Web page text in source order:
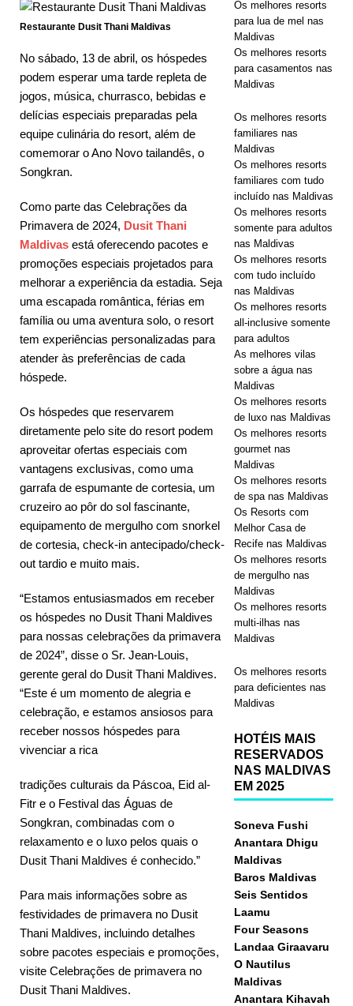
Maldives
desconto no
Restaurante Dusit Thani Maldivas
No sábado, 13 de abril, os hóspedes
podem esperar uma tarde repleta de
jogos, música, churrasco, bebidas e
delícias especiais preparadas pela
equipe culinária do resort, além de
comemorar o Ano Novo tailandês, o
Songkran.
Como parte das Celebrações da
Primavera de 2024, Dusit Thani
Maldivas está oferecendo pacotes e
promoções especiais projetados para
melhorar a experiência da estadia. Seja
uma escapada romântica, férias em
família ou uma aventura solo, o resort
tem experiências personalizadas para
atender às preferências de cada
hóspede.
Os hóspedes que reservarem
diretamente pelo site do resort podem
aproveitar ofertas especiais com
vantagens exclusivas, como uma
garrafa de espumante de cortesia, um
cruzeiro ao pôr do sol fascinante,
equipamento de mergulho com snorkel
de cortesia, check-in antecipado/check-
out tardio e muito mais.
“Estamos entusiasmados em receber
os hóspedes no Dusit Thani Maldives
para nossas celebrações da primavera
de 2024”, disse o Sr. Jean-Louis,
gerente geral do Dusit Thani Maldives.
“Este é um momento de alegria e
celebração, e estamos ansiosos para
receber nossos hóspedes para
vivenciar a rica
tradições culturais da Páscoa, Eid al-
Fitr e o Festival das Águas de
Songkran, combinadas com o
relaxamento e o luxo pelos quais o
Dusit Thani Maldives é conhecido.”
Para mais informações sobre as
festividades de primavera no Dusit
Thani Maldives, incluindo detalhes
sobre pacotes especiais e promoções,
visite Celebrações de primavera no
Dusit Thani Maldives.
Os melhores resorts
para lua de mel nas
Maldivas
Os melhores resorts
para casamentos nas
Maldivas
Os melhores resorts
familiares nas
Maldivas
Os melhores resorts
familiares com tudo
incluído nas Maldivas
Os melhores resorts
somente para adultos
nas Maldivas
Os melhores resorts
com tudo incluído
nas Maldivas
Os melhores resorts
all-inclusive somente
para adultos
As melhores vilas
sobre a água nas
Maldivas
Os melhores resorts
de luxo nas Maldivas
Os melhores resorts
gourmet nas
Maldivas
Os melhores resorts
de spa nas Maldivas
Os Resorts com
Melhor Casa de
Recife nas Maldivas
Os melhores resorts
de mergulho nas
Maldivas
Os melhores resorts
multi-ilhas nas
Maldivas
Os melhores resorts
para deficientes nas
Maldivas
HOTÉIS MAIS
RESERVADOS
NAS MALDIVAS
EM 2025
Soneva Fushi
Anantara Dhigu
Maldivas
Baros Maldivas
Seis Sentidos
Laamu
Four Seasons
Landaa Giraavaru
O Nautilus
Maldivas
Anantara Kihavah